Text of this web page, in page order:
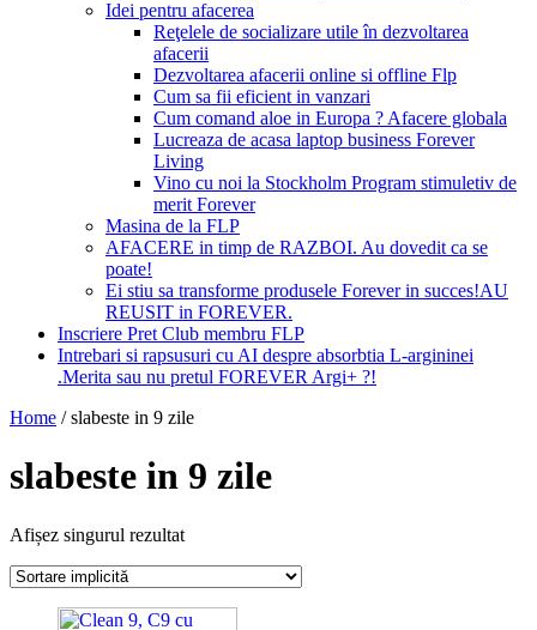
Idei pentru afacerea
Reţelele de socializare utile în dezvoltarea
afacerii
Dezvoltarea afacerii online si offline Flp
Cum sa fii eficient in vanzari
Cum comand aloe in Europa ? Afacere globala
Lucreaza de acasa laptop business Forever
Living
Vino cu noi la Stockholm Program stimuletiv de
merit Forever
Masina de la FLP
AFACERE in timp de RAZBOI. Au dovedit ca se
poate!
Ei stiu sa transforme produsele Forever in succes!AU
REUSIT in FOREVER.
Inscriere Pret Club membru FLP
Intrebari si rapsusuri cu AI despre absorbtia L-argininei
.Merita sau nu pretul FOREVER Argi+ ?!
Home / slabeste in 9 zile
slabeste in 9 zile
Afișez singurul rezultat